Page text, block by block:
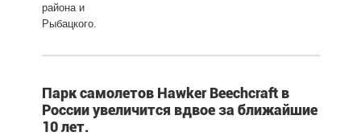
района и
Рыбацкого.
Парк самолетов Hawker Beechcraft в
России увеличится вдвое за ближайшие
10 лет.